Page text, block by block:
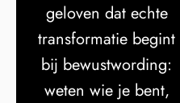
geloven dat echte
transformatie begint
bij bewustwording:
weten wie je bent,